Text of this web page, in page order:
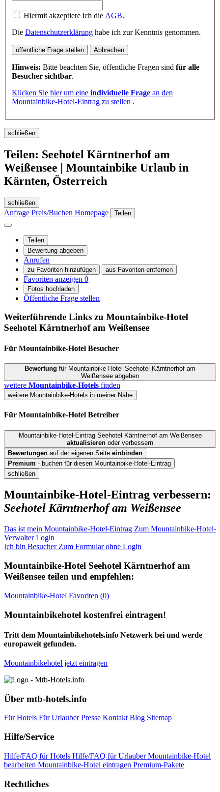
Hiermit akzeptiere ich die AGB.
Die Datenschutzerklärung habe ich zur Kenntnis genommen.
öffentliche Frage stellen Abbrechen
Hinweis: Bitte beachten Sie, öffentliche Fragen sind für alle
Besucher sichtbar.
Klicken Sie hier um eine individuelle Frage an den
Mountainbike-Hotel-Eintrag zu stellen .
schließen
Teilen: Seehotel Kärntnerhof am
Weißensee | Mountainbike Urlaub in
Kärnten, Österreich
schließen
Anfrage Preis/Buchen Homepage Teilen
Teilen
Bewertung abgeben
Anrufen
zu Favoriten hinzufügen aus Favoriten entfernen
Favoriten anzeigen 0
Fotos hochladen
Öffentliche Frage stellen
Weiterführende Links zu Mountainbike-Hotel
Seehotel Kärntnerhof am Weißensee
Für Mountainbike-Hotel Besucher
Bewertung für Mountainbike-Hotel Seehotel Kärntnerhof am
Weißensee abgeben
weitere Mountainbike-Hotels finden
weitere Mountainbike-Hotels in meiner Nähe
Für Mountainbike-Hotel Betreiber
Mountainbike-Hotel-Eintrag Seehotel Kärntnerhof am Weißensee
aktualisieren oder verbessern
Bewertungen auf der eigenen Seite einbinden
Premium - buchen für diesen Mountainbike-Hotel-Eintrag
schließen
Mountainbike-Hotel-Eintrag verbessern:
Seehotel Kärntnerhof am Weißensee
Das ist mein Mountainbike-Hotel-Eintrag Zum Mountainbike-Hotel-
Verwalter Login
Ich bin Besucher Zum Formular ohne Login
Mountainbike-Hotel Seehotel Kärntnerhof am
Weißensee teilen und empfehlen:
Mountainbike-Hotel Favoriten (0)
Mountainbikehotel kostenfrei eintragen!
Tritt dem Mountainbikehotels.info Netzwerk bei und werde
europaweit gefunden.
Mountainbikehotel jetzt eintragen
Über mtb-hotels.info
Für Hotels Für UrlauberPresse KontaktBlog Sitemap
Hilfe/Service
Hilfe/FAQ für Hotels Hilfe/FAQ für UrlauberMountainbike-Hotel
bearbeiten Mountainbike-Hotel eintragen Premium-Pakete
Rechtliches